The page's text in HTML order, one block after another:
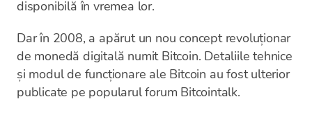
disponibilă în vremea lor.
Dar în 2008, a apărut un nou concept revoluționar
de monedă digitală numit Bitcoin. Detaliile tehnice
și modul de funcționare ale Bitcoin au fost ulterior
publicate pe popularul forum Bitcointalk.